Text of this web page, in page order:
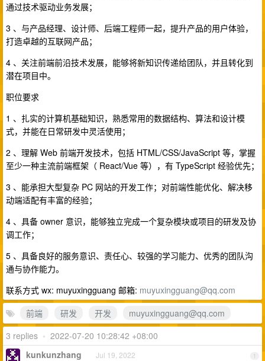
通过技术驱动业务发展；
3 、与产品经理、设计师、后端工程师一起，提升产品的用户体验，
打造卓越的互联网产品；
4 、关注前端前沿技术发展，能够将新知识传递给团队，并且转化到
潜在项目中。
职位要求
1 、扎实的计算机基础知识，熟悉常用的数据结构、算法和设计模
式，并能在日常研发中灵活使用；
2 、理解 Web 前端开发技术，包括 HTML/CSS/JavaScript 等，掌握
至少一种主流前端框架（ React/Vue 等），有 TypeScript 经验优先；
3 、能承担大型复杂 PC 网站的开发工作；对前端性能优化、解决移
动端适配有丰富的经验；
4 、具备 owner 意识，能够独立完成一个复杂模块或项目的研发及协
调工作；
5 、具备良好的服务意识、责任心、较强的学习能力、优秀的团队沟
通与协作能力。
联系方式 wx: muyuxingguang 邮箱: muyuxingguang@qq.com
前端
研发 开发
muyuxingguang@qq.com
3 replies • 2022-07-20 10:28:42 +08:00
1
kunkunzhang Jul 19, 2022